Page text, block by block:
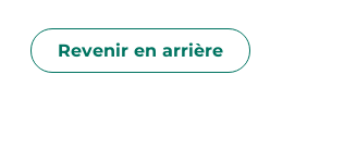
Revenir en arrière